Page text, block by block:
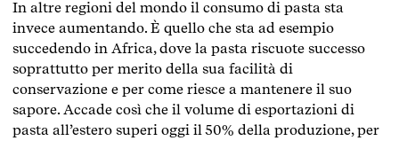
In altre regioni del mondo il consumo di pasta sta
invece aumentando. È quello che sta ad esempio
succedendo in Africa, dove la pasta riscuote successo
soprattutto per merito della sua facilità di
conservazione e per come riesce a mantenere il suo
sapore. Accade così che il volume di esportazioni di
pasta all’estero superi oggi il 50% della produzione, per